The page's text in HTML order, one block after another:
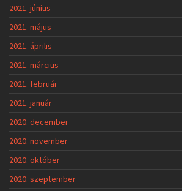
2021. június
2021. május
2021. április
2021. március
2021. február
2021. január
2020. december
2020. november
2020. október
2020. szeptember